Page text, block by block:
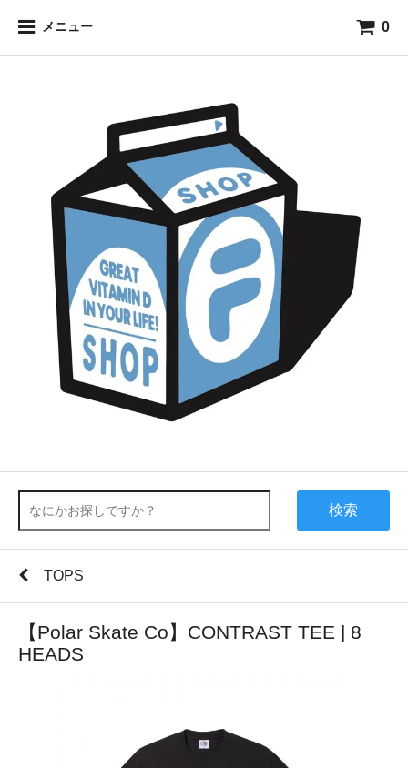
メニュー 0
検索
TOPS
【Polar Skate Co】CONTRAST TEE | 8
HEADS